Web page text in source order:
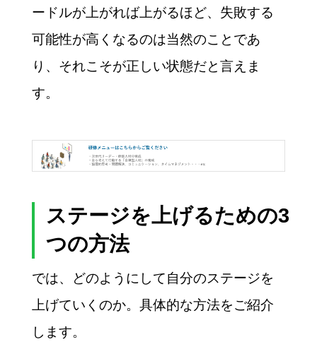
ードルが上がれば上がるほど、失敗する
可能性が高くなるのは当然のことであ
り、それこそが正しい状態だと言えま
す。
ステージを上げるための3
つの方法
では、どのようにして自分のステージを
上げていくのか。具体的な方法をご紹介
します。